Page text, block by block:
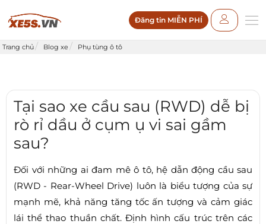
Đăng tin MIỄN PHÍ
Trang chủ Blog xe Phụ tùng ô tô
Tại sao xe cầu sau (RWD) dễ bị
rò rỉ dầu ở cụm ụ vi sai gầm
sau?
Đối với những ai đam mê ô tô, hệ dẫn động cầu sau
(RWD - Rear-Wheel Drive) luôn là biểu tượng của sự
mạnh mẽ, khả năng tăng tốc ấn tượng và cảm giác
lái thể thao thuần chất. Định hình cấu trúc trên các